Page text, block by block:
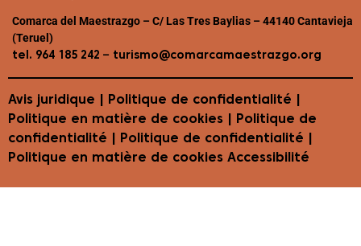
Comarca del Maestrazgo – C/ Las Tres Baylias – 44140 Cantavieja
(Teruel)
tel. 964 185 242 – turismo@comarcamaestrazgo.org
Avis juridique Politique de confidentialité
Politique en matière de cookies | Politique de
confidentialité | Politique de confidentialité |
Politique en matière de cookies Accessibilité